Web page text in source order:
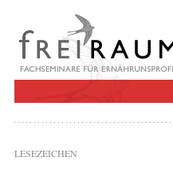
LESEZEICHEN